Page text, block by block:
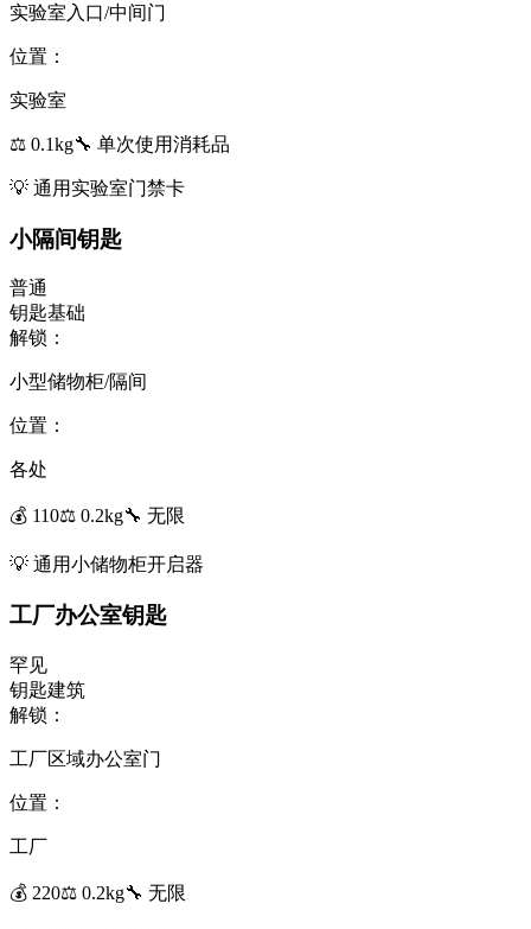
实验室入口/中间门
位置：
实验室
⚖️ 0.1kg🔧 单次使用消耗品
💡 通用实验室门禁卡
小隔间钥匙
普通
钥匙基础
解锁：
小型储物柜/隔间
位置：
各处
💰 110⚖️ 0.2kg🔧 无限
💡 通用小储物柜开启器
工厂办公室钥匙
罕见
钥匙建筑
解锁：
工厂区域办公室门
位置：
工厂
💰 220⚖️ 0.2kg🔧 无限